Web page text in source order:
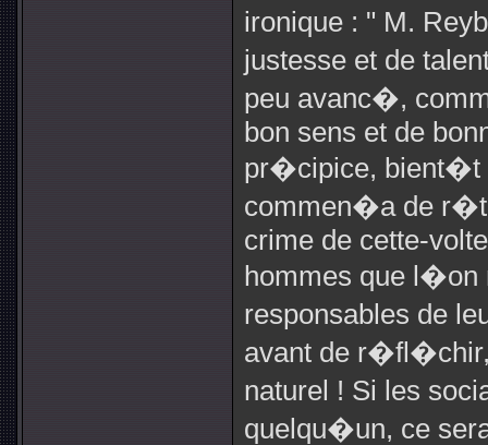
ironique : " M.
justesse et de
peu avanc�,
bon sens et de
pr�cipice, bient�t
commen�a de
crime de cette-
hommes que l�on
responsables de
avant de
naturel ! Si les
quelqu�un, ce